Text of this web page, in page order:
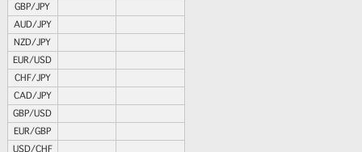
GBP/JPY
AUD/JPY
NZD/JPY
EUR/USD
CHF/JPY
CAD/JPY
GBP/USD
EUR/GBP
USD/CHF